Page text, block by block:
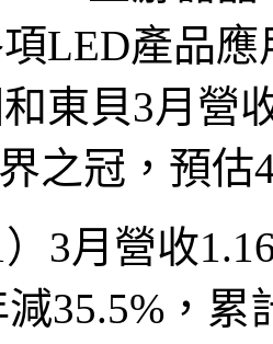
LED產品
東貝3月營
之冠，預
3月營收
減35.5%，